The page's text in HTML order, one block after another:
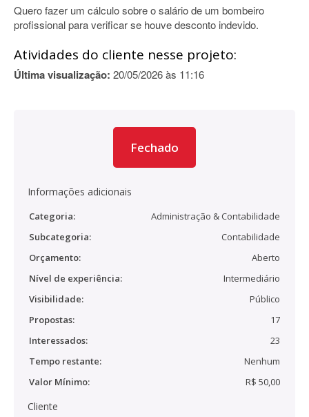
Quero fazer um cálculo sobre o salário de um bombeiro
profissional para verificar se houve desconto indevido.
Atividades do cliente nesse projeto:
Última visualização: 20/05/2026 às 11:16
Fechado
Informações adicionais
Categoria:
Administração & Contabilidade
Subcategoria:
Contabilidade
Orçamento:
Aberto
Nível de experiência:
Intermediário
Visibilidade:
Público
Propostas:
17
Interessados:
23
Tempo restante:
Nenhum
Valor Mínimo:
R$ 50,00
Cliente